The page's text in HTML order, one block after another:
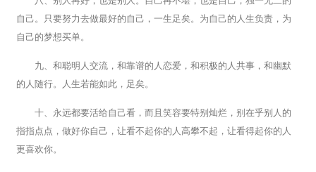
自己。只要努力去做最好的自己，一生足矣。为自己的人生负责，为
自己的梦想买单。
九、和聪明人交流，和靠谱的人恋爱，和积极的人共事，和幽默
的人随行。人生若能如此，足矣。
十、永远都要活给自己看，而且笑容要特别灿烂，别在乎别人的
指指点点，做好你自己，让看不起你的人高攀不起，让看得起你的人
更喜欢你。